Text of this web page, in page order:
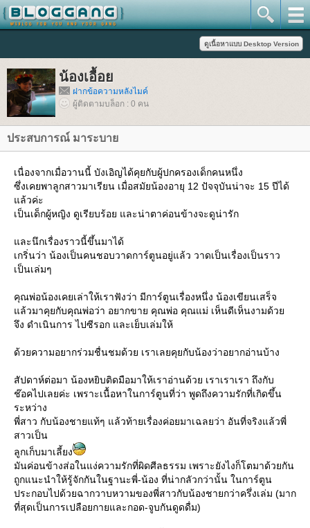
น้องเอื้อ
ฝากข้อความหลังไมค์
ผู้ติดตามบล็อก : 0 คน
ประสบการณ์ มาระบา
เนื่องจากเมื่อวานนี้ บังเอิญได้คุยกับผู้ปกครองเด็กคนหนึ่ง
ซึ่งเคยพาลูกสาวมาเรียน เมื่อสมัยน้องอายุ 12 ปัจจุบันน่าจะ 15 ปีได้
ล้วค่ะ
เป็นเด็กผู้หญิง ดูเรียบร้อย และน่าตาค่อนข้างจะดูน่ารัก
ละนึกเรื่องราวนี้ขึ้นมาได้
เกริ่นว่า น้องเป็นคนชอบวาดการ์ตูนอยู่แล้ว วาดเป็นเรื่องเป็นราว
เป็นเล่มๆ
คุณพ่อน้องเคยเล่าให้เราฟังว่า มีการ์ตูนเรื่องหนึ่ง น้องเขียนเสร็จ
ล้วมาคุยกับคุณพ่อว่า อยากขาย คุณพ่อ คุณแม่ เห็นดีเห็นงามด้ว
จึง ดำเนินการ ไปซีรอก และเย็บเล่มให้
ด้วยความอยากร่วมชื่นชมด้วย เราเลยคุยกับน้องว่าอยากอ่านบ้าง
สัปดาห์ต่อมา น้องหยิบติดมือมาให้เราอ่านด้วย เราเราเรา ถึงกับ
ช๊อคไปเลยค่ะ เพราะเนื้อหาในการ์ตูนที่ว่า พูดถึงความรักที่เกิดขึ้น
ระหว่าง
พี่สาว กับน้องชายแท้ๆ แล้วท้ายเรื่องค่อยมาเฉลยว่า อันที่จริงแล้วพี่
สาวเป็น
ลูกเก็บมาเลี้ยง
มันค่อนข้างส่อในแง่ความรักที่ผิดศีลธรรม เพราะยังไงก็โตมาด้วยกัน
ถูกแนะนำให้รู้จักกันในฐานะพี่-น้อง ที่น่ากลัวกว่านั้น ในการ์ตูน
ประกอบไปด้วยฉากวาบหวามของพี่สาวกับน้องชายกว่าครึ่งเล่ม (มาก
ที่สุดเป็นการเปลือยกายและกอด-จูบกันดูดดื่ม)